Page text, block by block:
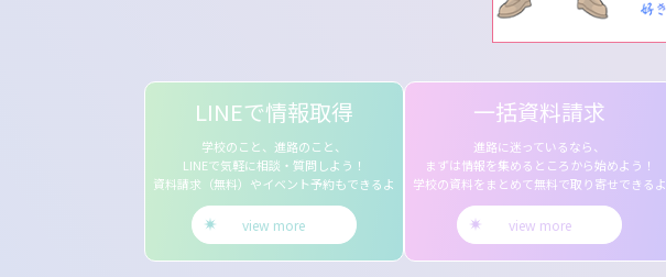
LINEで情報取得
学校のこと、進路のこと、
LINEで気軽に相談・質問しよう！
資料請求（無料）やイベント予約もできるよ
view more
一括資料請求
進路に迷っているなら、
まずは情報を集めるところから始めよう！
学校の資料をまとめて無料で取り寄せできるよ
view more